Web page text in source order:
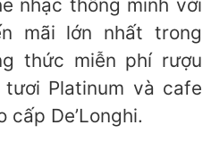
nhạc thông minh với
mãi lớn nhất trong
thức miễn phí rượu
Platinum và cafe
De’Longhi.